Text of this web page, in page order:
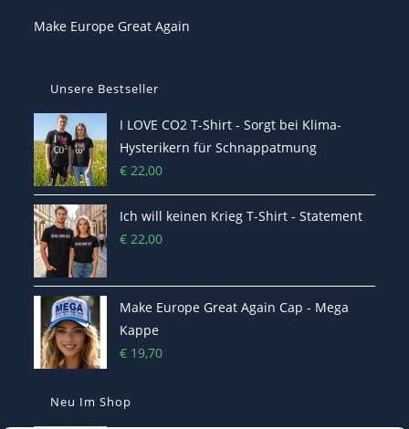
Make Europe Great Again
Unsere Bestseller
I LOVE CO2 T-Shirt - Sorgt bei Klima-
Hysterikern für Schnappatmung
€ 22,00
Ich will keinen Krieg T-Shirt - Statement
€ 22,00
Make Europe Great Again Cap - Mega
Kappe
€ 19,70
Neu Im Shop